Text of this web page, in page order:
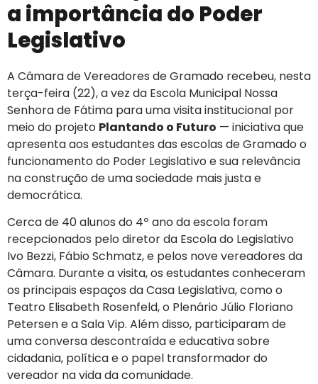
a importância do Poder
Legislativo
A Câmara de Vereadores de Gramado recebeu, nesta
terça-feira (22), a vez da Escola Municipal Nossa
Senhora de Fátima para uma visita institucional por
meio do projeto Plantando o Futuro — iniciativa que
apresenta aos estudantes das escolas de Gramado o
funcionamento do Poder Legislativo e sua relevância
na construção de uma sociedade mais justa e
democrática.
Cerca de 40 alunos do 4º ano da escola foram
recepcionados pelo diretor da Escola do Legislativo
Ivo Bezzi, Fábio Schmatz, e pelos nove vereadores da
Câmara. Durante a visita, os estudantes conheceram
os principais espaços da Casa Legislativa, como o
Teatro Elisabeth Rosenfeld, o Plenário Júlio Floriano
Petersen e a Sala Vip. Além disso, participaram de
uma conversa descontraída e educativa sobre
cidadania, política e o papel transformador do
vereador na vida da comunidade.